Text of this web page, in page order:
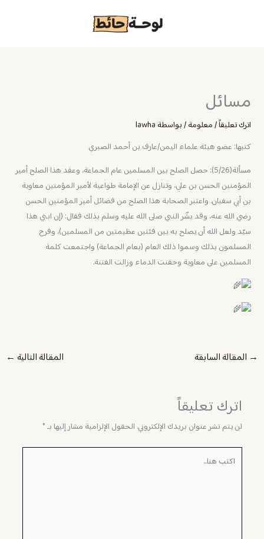
مسائل
اترك تعليقاً/معلومة/ بواسطة lawha
كتبها: عضو هيئة علماء اليمن/عارف بن أحمد الصبري
مسألة(5/26): حصل الصلح بين المسلمين عام الجماعة، وعقد هذا الصلح أمير
المؤمنين الحسن بن علي، وتنازل عن الإمامة طواعية لأمير المؤمنين معاوية
بن أبي سفيان. واعتبر الصحابة هذا الصلح من فضائل أمير المؤمنين الحسن
رضي الله عنه، وقد بشّر النبي صلى الله عليه وسلم بذلك فقال: (إن ابني هذا
سيّد ولعل الله أن يصلح به بين فئتين عظيمتين من المسلمين)، وفرح
المسلمون بذلك وسموا ذلك العام (بعام الجماعة) واجتمعت كلمة
المسلمين على معاوية وحقنت الدماء وزالت الفتنة.
→ المقالة السابقة المقالة التالية ←
اترك تعليقاً
لن يتم نشر عنوان بريدك الإلكتروني. الحقول الإلزامية مشار إليها بـ*